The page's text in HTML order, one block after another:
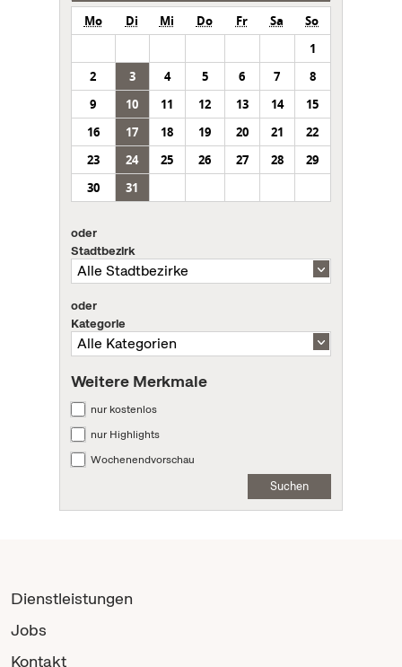
Mo Di Mi Do Fr Sa
So
1
2
3 4 5 6 7
8
9
10 11 12 13 14
15
16
17 18 19 20 21
22
23
24 25 26 27 28
29
30
31
oder
Stadtbezirk
oder
Kategorie
Weitere Merkmale
nur kostenlos
nur Highlights
Wochenendvorschau
Suchen
Dienstleistungen
Jobs
Kontakt